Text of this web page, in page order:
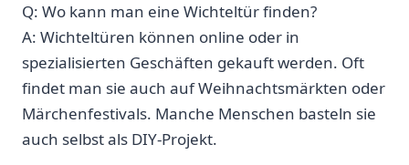
Q: Wo kann man eine Wichteltür finden?
A: Wichteltüren können online⁣ oder in
spezialisierten Geschäften gekauft​ werden. Oft
findet man‍ sie auch auf Weihnachtsmärkten oder
Märchenfestivals. Manche Menschen⁣ basteln ‌sie‌
auch ⁤selbst als DIY-Projekt.